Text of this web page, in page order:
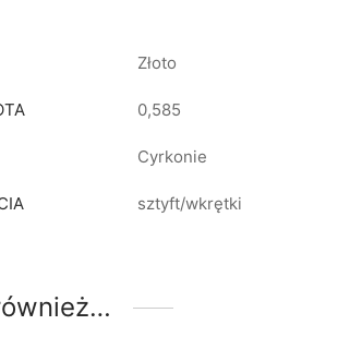
Złoto
0,585
Cyrkonie
sztyft/wkrętki